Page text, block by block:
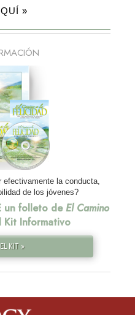
»
la conducta,
de los jóvenes?
un folleto de El Camino
Kit Informativo
KIT »